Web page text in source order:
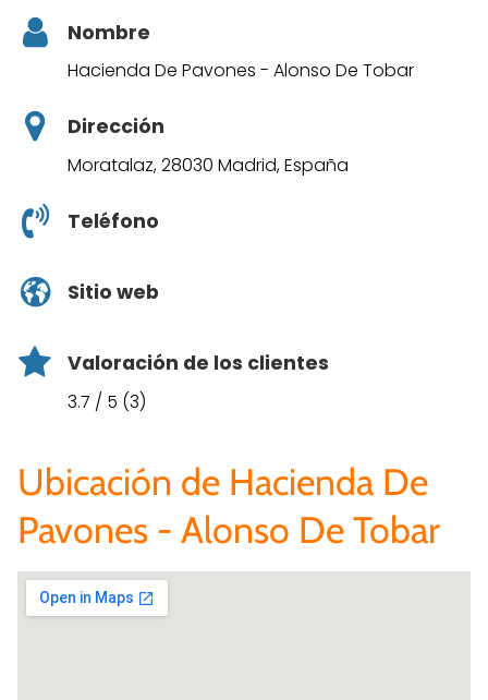
Nombre
Hacienda De Pavones - Alonso De Tobar
Dirección
Moratalaz, 28030 Madrid, España
Teléfono
Sitio web
Valoración de los clientes
3.7 / 5 (3)
Ubicación de Hacienda De
Pavones - Alonso De Tobar